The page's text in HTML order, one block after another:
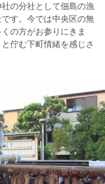
の分社として佃島の漁
す。今では中央区の無
の方がお参りにきま
佇む下町情緒を感じさ